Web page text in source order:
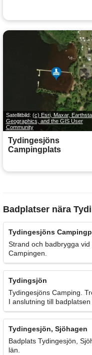
Satellitbild: (c) Esri, Maxar,
Geographics, and the GIS User
Community
Tydingesjöns
Campingplats
Badplatser nära
Tydingesjöns
Strand och badbrygga
Campingen.
Tydingsjön
Tydingesjöns Camping.
I anslutning till
Tydingesjön, Sjöhagen
Badplats Tydingesjön,
län.